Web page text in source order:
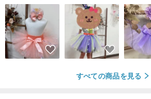
すべての商品を見る